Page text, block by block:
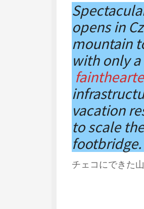
opens in
mountain
with only
vacation
to scale
チェコにできた